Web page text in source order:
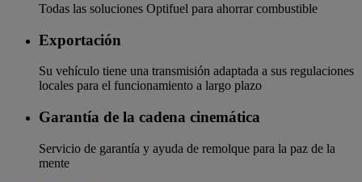
Todas las soluciones Optifuel para ahorrar combustible
Exportación
Su vehículo tiene una transmisión adaptada a sus regulaciones
locales para el funcionamiento a largo plazo
Garantía de la cadena cinemática
Servicio de garantía y ayuda de remolque para la paz de la
mente